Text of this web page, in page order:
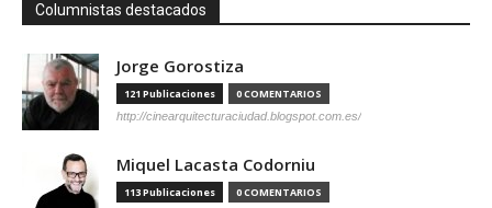
Columnistas destacados
Jorge Gorostiza
121 Publicaciones 0 COMENTARIOS
http://cinearquitecturaciudad.blogspot.com.es/
Miquel Lacasta Codorniu
113 Publicaciones 0 COMENTARIOS